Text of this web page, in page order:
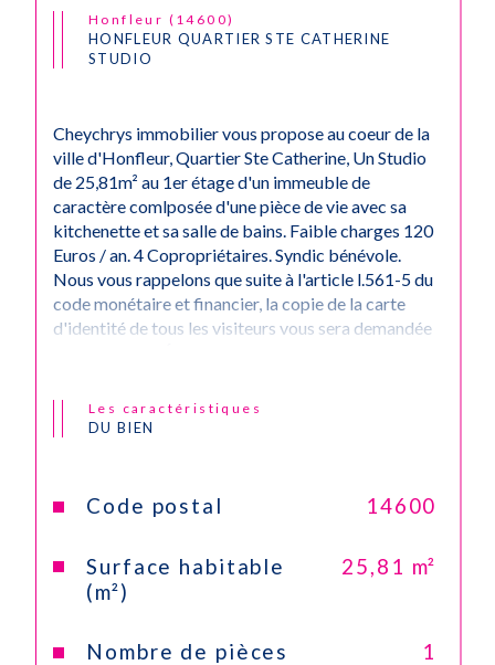
Honfleur (14600)
HONFLEUR QUARTIER STE CATHERINE
STUDIO
Cheychrys immobilier vous propose au coeur de la
ville d'Honfleur, Quartier Ste Catherine, Un Studio
de 25,81m² au 1er étage d'un immeuble de
caractère comlposée d'une pièce de vie avec sa
kitchenette et sa salle de bains. Faible charges 120
Euros / an. 4 Copropriétaires. Syndic bénévole.
Nous vous rappelons que suite à l'article l.561-5 du
code monétaire et financier, la copie de la carte
d'identité de tous les visiteurs vous sera demandée
exposé sont disponibles sur le site Géorisques :
www.georisques.gouv.fr
Les caractéristiques
DU BIEN
Code postal 14600
Surface habitable
(m²)
25,81 m²
Nombre de pièces 1